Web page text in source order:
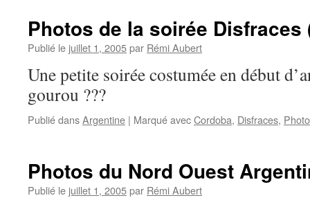
Argentine
Photos de la soirée Disfraces
Publié le juillet 1, 2005par Rémi Aubert
Une petite soirée costumée en début
gourou ???
Publié dansArgentine | Marqué avecCordoba, Disfraces, Photo
Photos du Nord Ouest
Publié le juillet 1, 2005par Rémi Aubert